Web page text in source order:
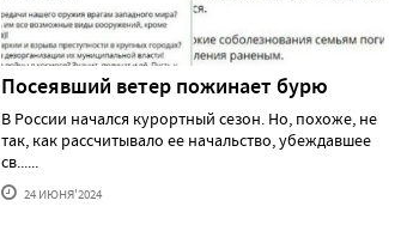
Посеявший ветер пожинает бурю
В России начался курортный сезон. Но, похоже, не
так, как рассчитывало ее начальство, убеждавшее
св......
24 ИЮНЯ'2024